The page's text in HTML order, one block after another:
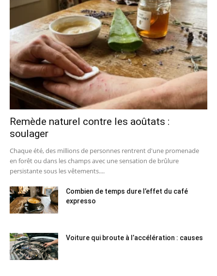
Remède naturel contre les aoûtats :
soulager
Chaque été, des millions de personnes rentrent d'une promenade
en forêt ou dans les champs avec une sensation de brûlure
persistante sous les vêtements....
Combien de temps dure l’effet du café
expresso
Voiture qui broute à l’accélération : causes